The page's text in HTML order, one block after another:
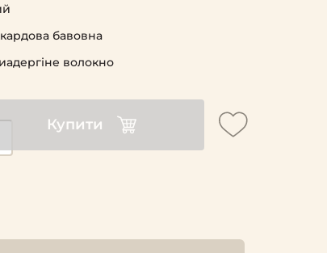
Купити
бавовна
волокно